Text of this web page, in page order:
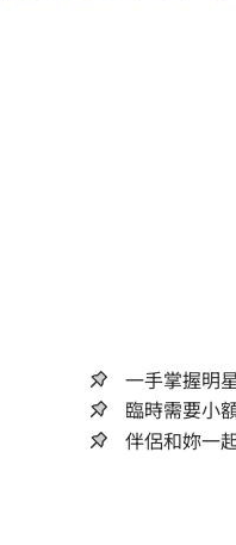
臨時需要小
伴侶和妳一